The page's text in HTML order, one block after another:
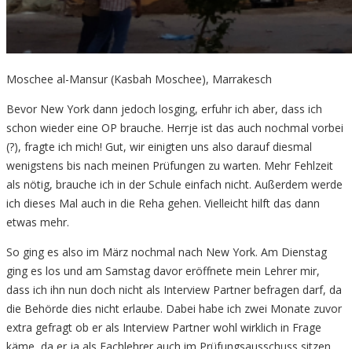
Moschee al-Mansur (Kasbah Moschee), Marrakesch
Bevor New York dann jedoch losging, erfuhr ich aber, dass ich
schon wieder eine OP brauche. Herrje ist das auch nochmal vorbei
(?), fragte ich mich! Gut, wir einigten uns also darauf diesmal
wenigstens bis nach meinen Prüfungen zu warten. Mehr Fehlzeit
als nötig, brauche ich in der Schule einfach nicht. Außerdem werde
ich dieses Mal auch in die Reha gehen. Vielleicht hilft das dann
etwas mehr.
So ging es also im März nochmal nach New York. Am Dienstag
ging es los und am Samstag davor eröffnete mein Lehrer mir,
dass ich ihn nun doch nicht als Interview Partner befragen darf, da
die Behörde dies nicht erlaube. Dabei habe ich zwei Monate zuvor
extra gefragt ob er als Interview Partner wohl wirklich in Frage